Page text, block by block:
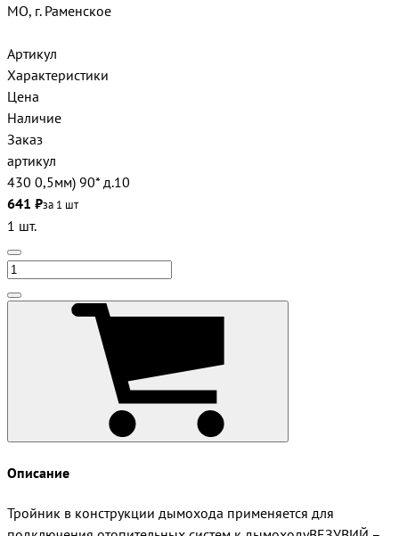
МО, г. Раменское
Артикул
Характеристики
Цена
Наличие
Заказ
артикул
430 0,5мм) 90* д.10
641 ₽за 1 шт
1 шт.
Описание
Тройник в конструкции дымохода применяется для